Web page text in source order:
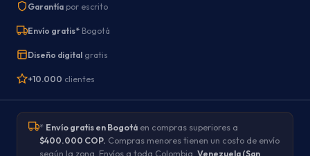
Garantía por escrito
Envío gratis* Bogotá
Diseño digital gratis
+10.000 clientes
* Envío gratis en Bogotá en compras superiores a
$400.000 COP. Compras menores tienen un costo de envío
según la zona. Envíos a toda Colombia, Venezuela (San